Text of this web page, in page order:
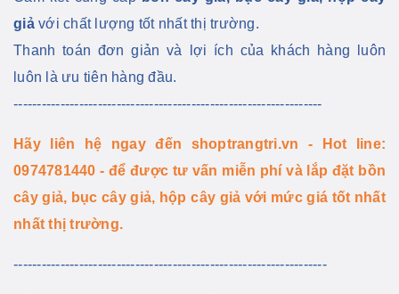
giả với chất lượng tốt nhất thị trường.
Thanh toán đơn giản và lợi ích của khách hàng luôn
luôn là ưu tiên hàng đầu.
------------------------------------------------------------------
Hãy liên hệ ngay đến shoptrangtri.vn - Hot line:
0974781440 - để được tư vấn miễn phí và lắp đặt bồn
cây giả, bục cây giả, hộp cây giả với mức giá tốt nhất
nhất thị trường.
-------------------------------------------------------------------